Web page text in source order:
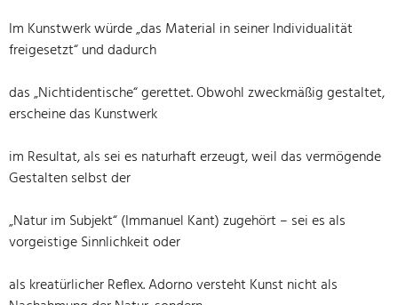
Im Kunstwerk würde „das Material in seiner Individualität
freigesetzt“ und dadurch
das „Nichtidentische“ gerettet. Obwohl zweckmäßig gestaltet,
erscheine das Kunstwerk
im Resultat, als sei es naturhaft erzeugt, weil das vermögende
Gestalten selbst der
„Natur im Subjekt“ (Immanuel Kant) zugehört – sei es als
vorgeistige Sinnlichkeit oder
als kreatürlicher Reflex. Adorno versteht Kunst nicht als